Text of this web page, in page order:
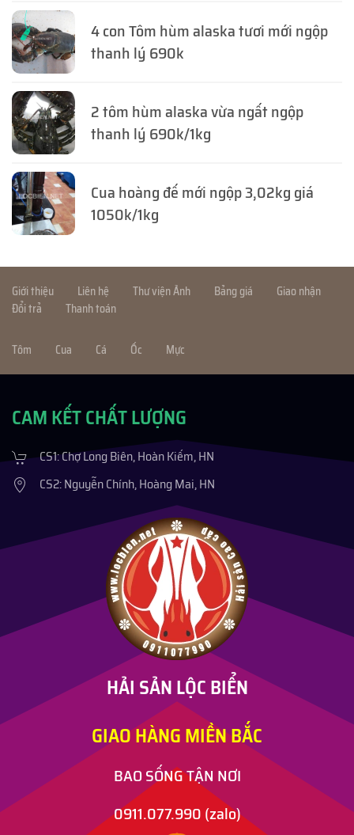
4 con Tôm hùm alaska tươi mới ngộp
thanh lý 690k
2 tôm hùm alaska vừa ngất ngộp
thanh lý 690k/1kg
Cua hoàng đế mới ngộp 3,02kg giá
1050k/1kg
Giới thiệu Liên hệ Thư viện Ảnh Bảng giá
Giao nhận
Đổi trả
Thanh toán
Tôm Cua Cá Ốc Mực
CAM KẾT CHẤT LƯỢNG
CS1: Chợ Long Biên, Hoàn Kiếm, HN
CS2: Nguyễn Chính, Hoàng Mai, HN
HẢI SẢN LỘC BIỂN
GIAO HÀNG MIỀN BẮC
BAO SỐNG TẬN NƠI
0911.077.990(zalo)